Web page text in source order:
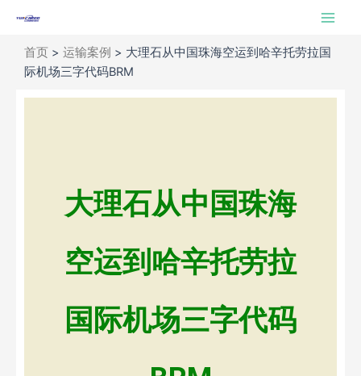
Main
首页 > 运输案例 > 大理石从中国珠海空运到哈辛托劳拉国
际机场三字代码BRM
大理石从中国珠海
空运到哈辛托劳拉
国际机场三字代码